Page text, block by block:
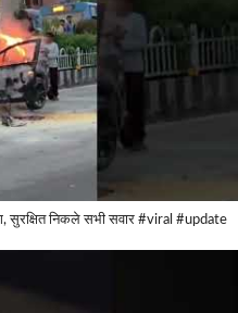
सुरक्षित निकले सभी सवार #viral #update